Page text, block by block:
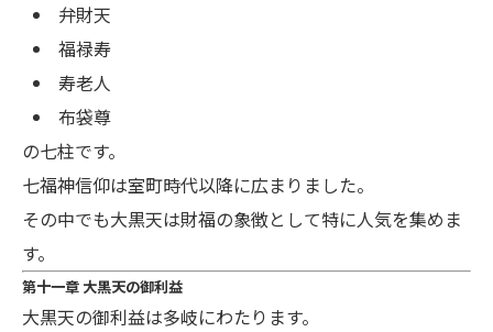
弁財天
福禄寿
寿老人
布袋尊
の七柱です。
七福神信仰は室町時代以降に広まりました。
その中でも大黒天は財福の象徴として特に人気を集めま
す。
第十一章 大黒天の御利益
大黒天の御利益は多岐にわたります。